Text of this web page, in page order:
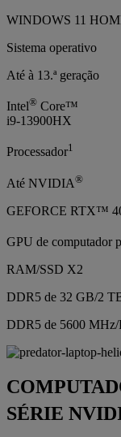
WINDOWS 11
Sistema operativo
Até à 13.ª geração
Intel® Core™
i9-13900HX
Processador1
Até NVIDIA®
GEFORCE RTX™
GPU de computador
RAM/SSD X2
DDR5 de 32 GB/2
DDR5 de 5600 MHz/
SÉRIE